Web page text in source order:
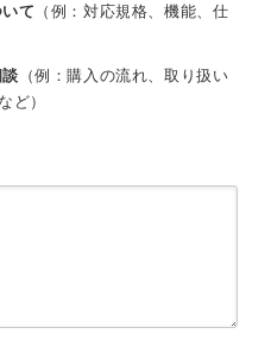
て （例：対応規格、機能、仕
（例：購入の流れ、取り扱い
ど）